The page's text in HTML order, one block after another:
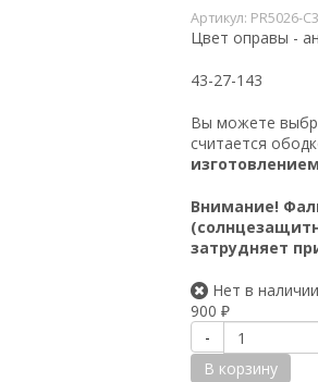
Артикул: PR5026-C3
Цвет оправы -
43-27-143
Вы можете
считается
Внимание!
затрудняет
Нет в наличии
900₽
-
В корзину